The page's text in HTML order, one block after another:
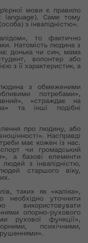
мови є правило
language). Саме тому
з інвалідністю».
то фактично
Натомість людина з
донька чи син, мама
волонтер або
з її характеристик, а
з обмеженими
потребами»,
«страждає на
та інші подібні
про людину, або
Насправді
має кожен із нас.
чи громадський
а базові елементи
з інвалідністю,
старшого віку,
таких як «каліка»,
необхідно уточнити
використовувати
опорно-рухового
рухової функції»,
психічними,